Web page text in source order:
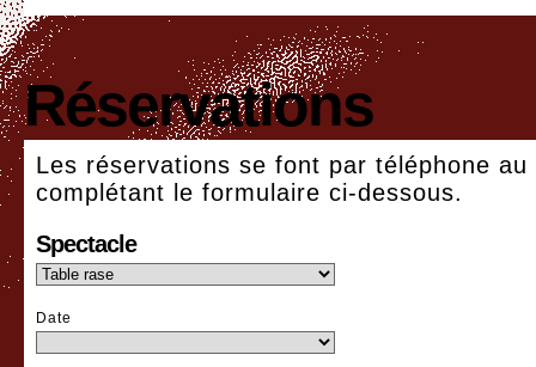
Réservations
Les réservations se font par téléphone
complétant le formulaire ci-dessous.
Spectacle
Date